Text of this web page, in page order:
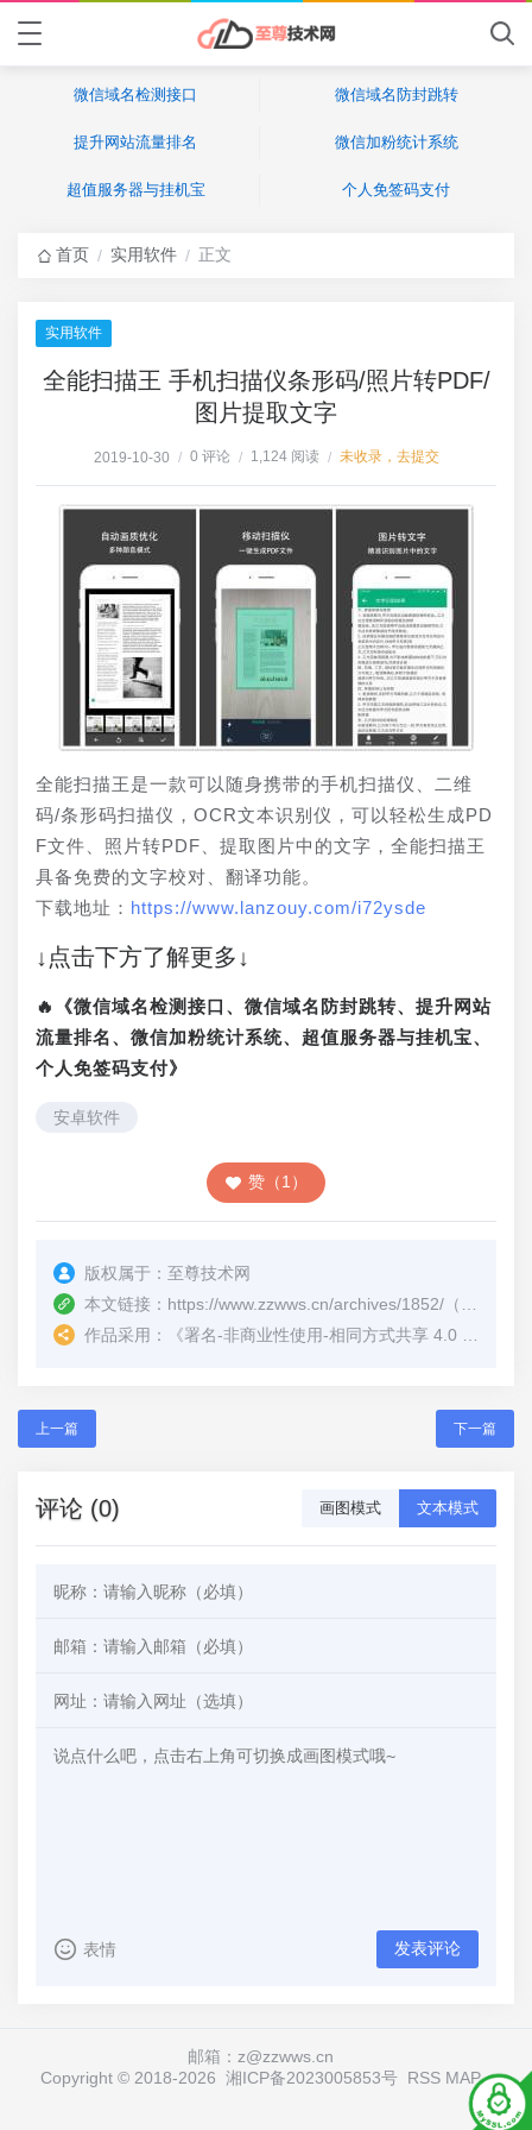
微信域名检测接口 微信域名防封跳转
提升网站流量排名 微信加粉统计系统
超值服务器与挂机宝 个人免签码支付
首页 / 实用软件 / 正文
实用软件
全能扫描王 手机扫描仪条形码/照片转PDF/
图片提取文字
2019-10-30 / 0 评论 / 1,124 阅读 / 未收录，去提交
全能扫描王是一款可以随身携带的手机扫描仪、二维
码/条形码扫描仪，OCR文本识别仪，可以轻松生成PD
F文件、照片转PDF、提取图片中的文字，全能扫描王
具备免费的文字校对、翻译功能。
下载地址： https://www.lanzouy.com/i72ysde
↓点击下方了解更多↓
🔥《微信域名检测接口、微信域名防封跳转、提升网站
流量排名、微信加粉统计系统、超值服务器与挂机宝、
个人免签码支付》
安卓软件
赞（1）
版权属于： 至尊技术网
本文链接： https://www.zzwws.cn/archives/1852/ （转载时请注明本文出处及文章链接）
作品采用：
《署名-非商业性使用-相同方式共享 4.0 国际 (CC BY-NC-SA 4.0)
上一篇 下一篇
评论 (0) 画图模式 文本模式
表情 发表评论
邮箱：z@zzwws.cn
Copyright © 2018-2026 湘ICP备2023005853号 RSS MAP